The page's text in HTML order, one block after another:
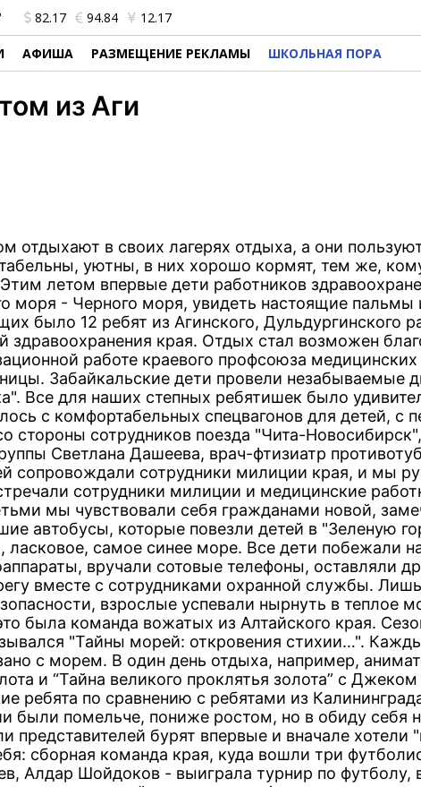
82.17 94.84 12.17
АФИША РАЗМЕЩЕНИЕ РЕКЛАМЫ ШКОЛЬНАЯ ПОРА
из Аги
отдыхают в своих лагерях отдыха, а они
уютны, в них хорошо кормят, тем же,
летом впервые дети работников
моря - Черного моря, увидеть настоящие пальмы
было 12 ребят из Агинского, Дульдургинского
здравоохранения края. Отдых стал возможен
работе краевого профсоюза
Забайкальские дети провели незабываемые
Все для наших степных ребятишек было
с комфортабельных спецвагонов для детей, с
стороны сотрудников поезда "Чита-
Светлана Дашеева, врач-фтизиатр
сопровождали сотрудники милиции края, и мы
сотрудники милиции и медицинские
мы чувствовали себя гражданами новой,
автобусы, которые повезли детей в "Зеленую
самое синее море. Все дети побежали
вручали сотовые телефоны, оставляли
вместе с сотрудниками охранной службы.
взрослые успевали нырнуть в теплое
была команда вожатых из Алтайского края.
"Тайны морей: откровения стихии…".
с морем. В один день отдыха, например,
и “Тайна великого проклятья золота” с
ребята по сравнению с ребятами из
были помельче, пониже ростом, но в обиду себя
представителей бурят впервые и вначале хотели
сборная команда края, куда вошли три
Алдар Шойдоков - выиграла турнир по футболу,